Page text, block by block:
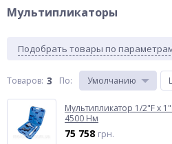
Мультипликаторы
Подобрать товары по
Товаров: 3 По: Умолчанию
Мультипликатор 1/2"F x
4500 Нм
75 758 грн.